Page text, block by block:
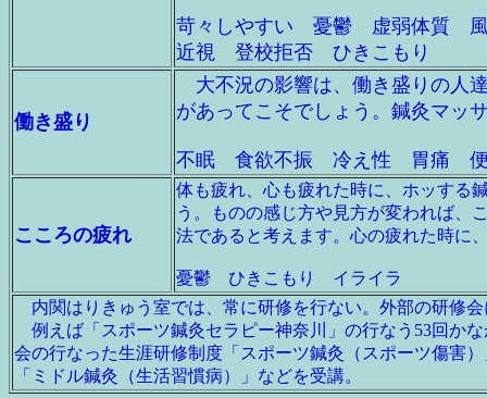
苛々しやすい 憂鬱 虚弱体質
近視 登校拒否 ひきこもり
働き盛り
大不況の影響は、働き盛りの人
があってこそでしょう。鍼灸マッ
不眠 食欲不振 冷え性 胃痛
こころの疲れ
体も疲れ、心も疲れた時に、ホッする
う。ものの感じ方や見方が変われば、
法であると考えます。心の疲れた時に
憂鬱 ひきこもり イライラ
内関はりきゅう室では、常に研修を行ない。外部の研修
例えば「スポーツ鍼灸セラピー神奈川」の行なう53回か
会の行なった生涯研修制度「スポーツ鍼灸（スポーツ傷害
「ミドル鍼灸（生活習慣病）」などを受講。